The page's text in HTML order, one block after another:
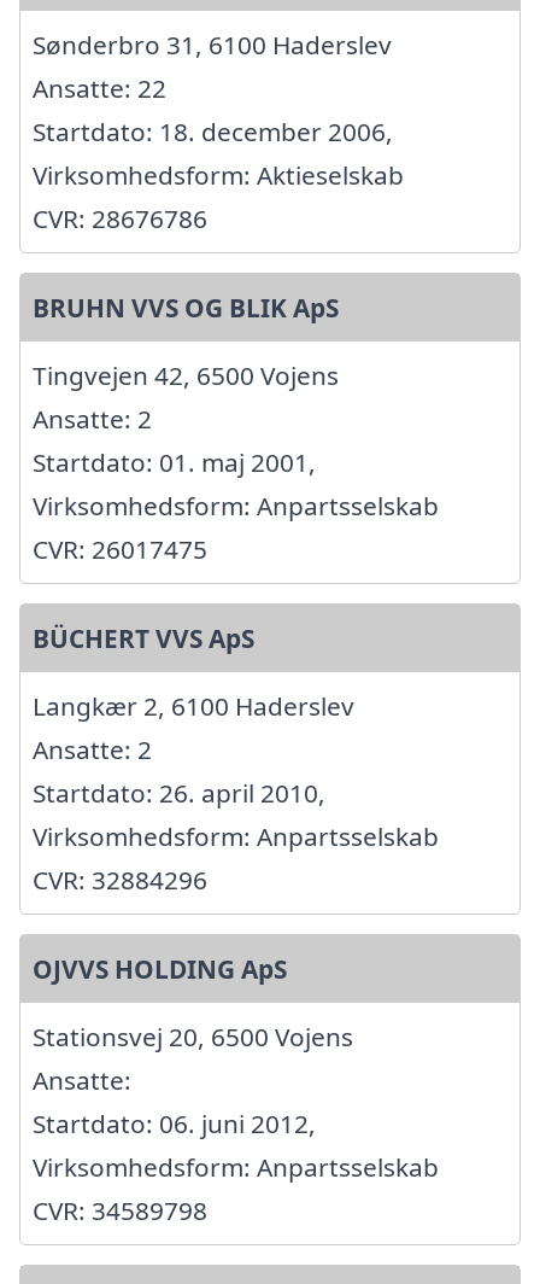
Sønderbro 31, 6100 Haderslev
Ansatte: 22
Startdato: 18. december 2006,
Virksomhedsform: Aktieselskab
CVR: 28676786
BRUHN VVS OG BLIK ApS
Tingvejen 42, 6500 Vojens
Ansatte: 2
Startdato: 01. maj 2001,
Virksomhedsform: Anpartsselskab
CVR: 26017475
BÜCHERT VVS ApS
Langkær 2, 6100 Haderslev
Ansatte: 2
Startdato: 26. april 2010,
Virksomhedsform: Anpartsselskab
CVR: 32884296
OJVVS HOLDING ApS
Stationsvej 20, 6500 Vojens
Ansatte:
Startdato: 06. juni 2012,
Virksomhedsform: Anpartsselskab
CVR: 34589798